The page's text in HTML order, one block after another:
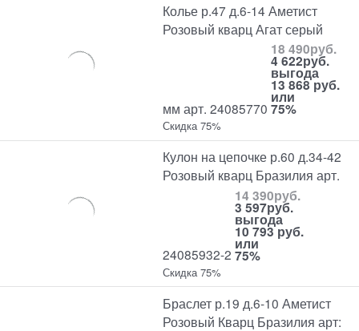
Колье р.47 д.6-14 Аметист
Розовый кварц Агат серый
мм арт. 24085770
18 490руб.
4 622руб.
выгода
13 868 руб.
или
75%
Скидка 75%
Кулон на цепочке р.60 д.34-42
Розовый кварц Бразилия арт.
24085932-2
14 390руб.
3 597руб.
выгода
10 793 руб.
или
75%
Скидка 75%
Браслет р.19 д.6-10 Аметист
Розовый Кварц Бразилия арт: